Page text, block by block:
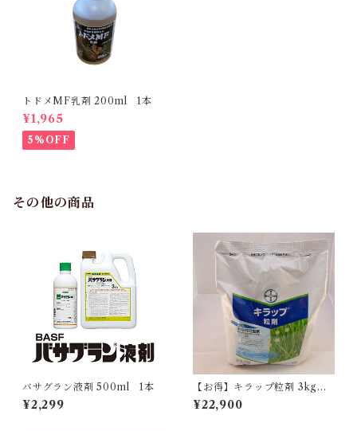
トドメMF乳剤 200ml 1本
¥1,965
5%OFF
その他の商品
バサグラン液剤 500ml 1本
¥2,299
【お得】キラップ粒剤 3kg
【1箱】6袋入
¥22,900